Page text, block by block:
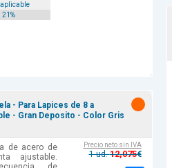
aplicable
21%
- Para Lapices de 8 a
- Gran Deposito - Color Gris
de acero de
ajustable.
Precio neto sin IVA
1 ud.12,075€